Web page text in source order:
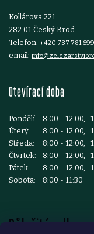
Kollárova 221
282 01 Český Brod
Telefon: +420 737 781 699
email:
Otevírací doba
Pondělí:
8:00 - 12:00,
Úterý:
8:00 - 12:00,
Středa:
8:00 - 12:00,
Čtvrtek:
8:00 - 12:00,
Pátek:
8:00 - 12:00,
Sobota:
8:00 - 11:30
Důležité odkazy